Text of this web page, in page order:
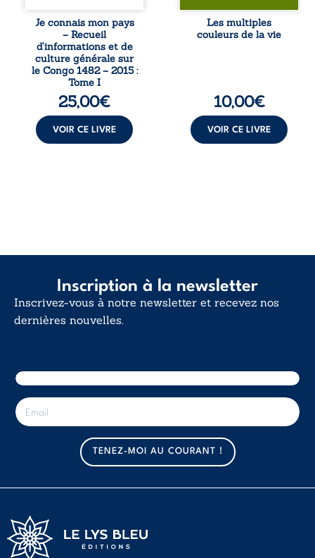
patriotique.
Accessible à tous,
ce recueil offre
des repères
essentiels pour
mieux
comprendre le ...
Je connais mon pays
– Recueil
d’informations et de
culture générale sur
le Congo 1482 – 2015 :
Tome I
25,00€
VOIR CE LIVRE
désillusions, Les
multiples couleurs
de la vie explore la
Les multiples
couleurs de la vie
10,00€
VOIR CE LIVRE
Inscription à la newsletter
Inscrivez-vous à notre newsletter et recevez nos
dernières nouvelles.
E
-
m
TENEZ-MOI AU COURANT !